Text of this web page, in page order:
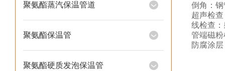
聚氨酯蒸汽保温管道
聚氨酯保温管
聚氨酯硬质发泡保温管
倒角：
超声检
线检查
管端磁
防腐涂